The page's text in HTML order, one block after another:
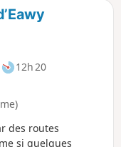
12h 20
des routes
si quelques